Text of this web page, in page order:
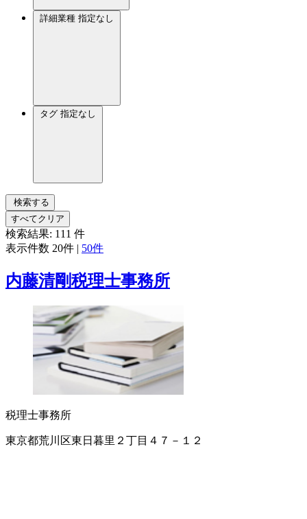
詳細業種 指定なし
タグ 指定なし
検索する
すべてクリア
検索結果: 111 件
表示件数 20件 | 50件
内藤清剛税理士事務所
税理士事務所
東京都荒川区東日暮里２丁目４７－１２